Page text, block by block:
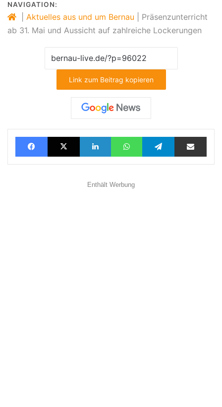
NAVIGATION:
Aktuelles aus und um Bernau
Präsenzunterricht
ab 31. Mai und Aussicht auf zahlreiche Lockerungen
Link zum Beitrag kopieren
FacebookX LinkedInWhatsAppTelegramTeilen via E-Mail
Enthält Werbung